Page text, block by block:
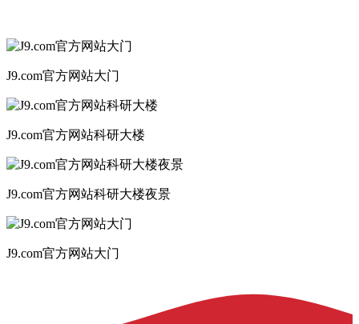
J9.com官方网站大门
J9.com官方网站科研大楼
J9.com官方网站科研大楼夜景
J9.com官方网站大门